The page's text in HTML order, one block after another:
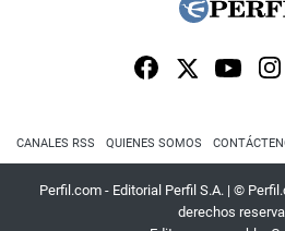
CANALES RSS QUIENES SOMOS
Perfil.com - Editorial Perfil S.A. | ©
derechos